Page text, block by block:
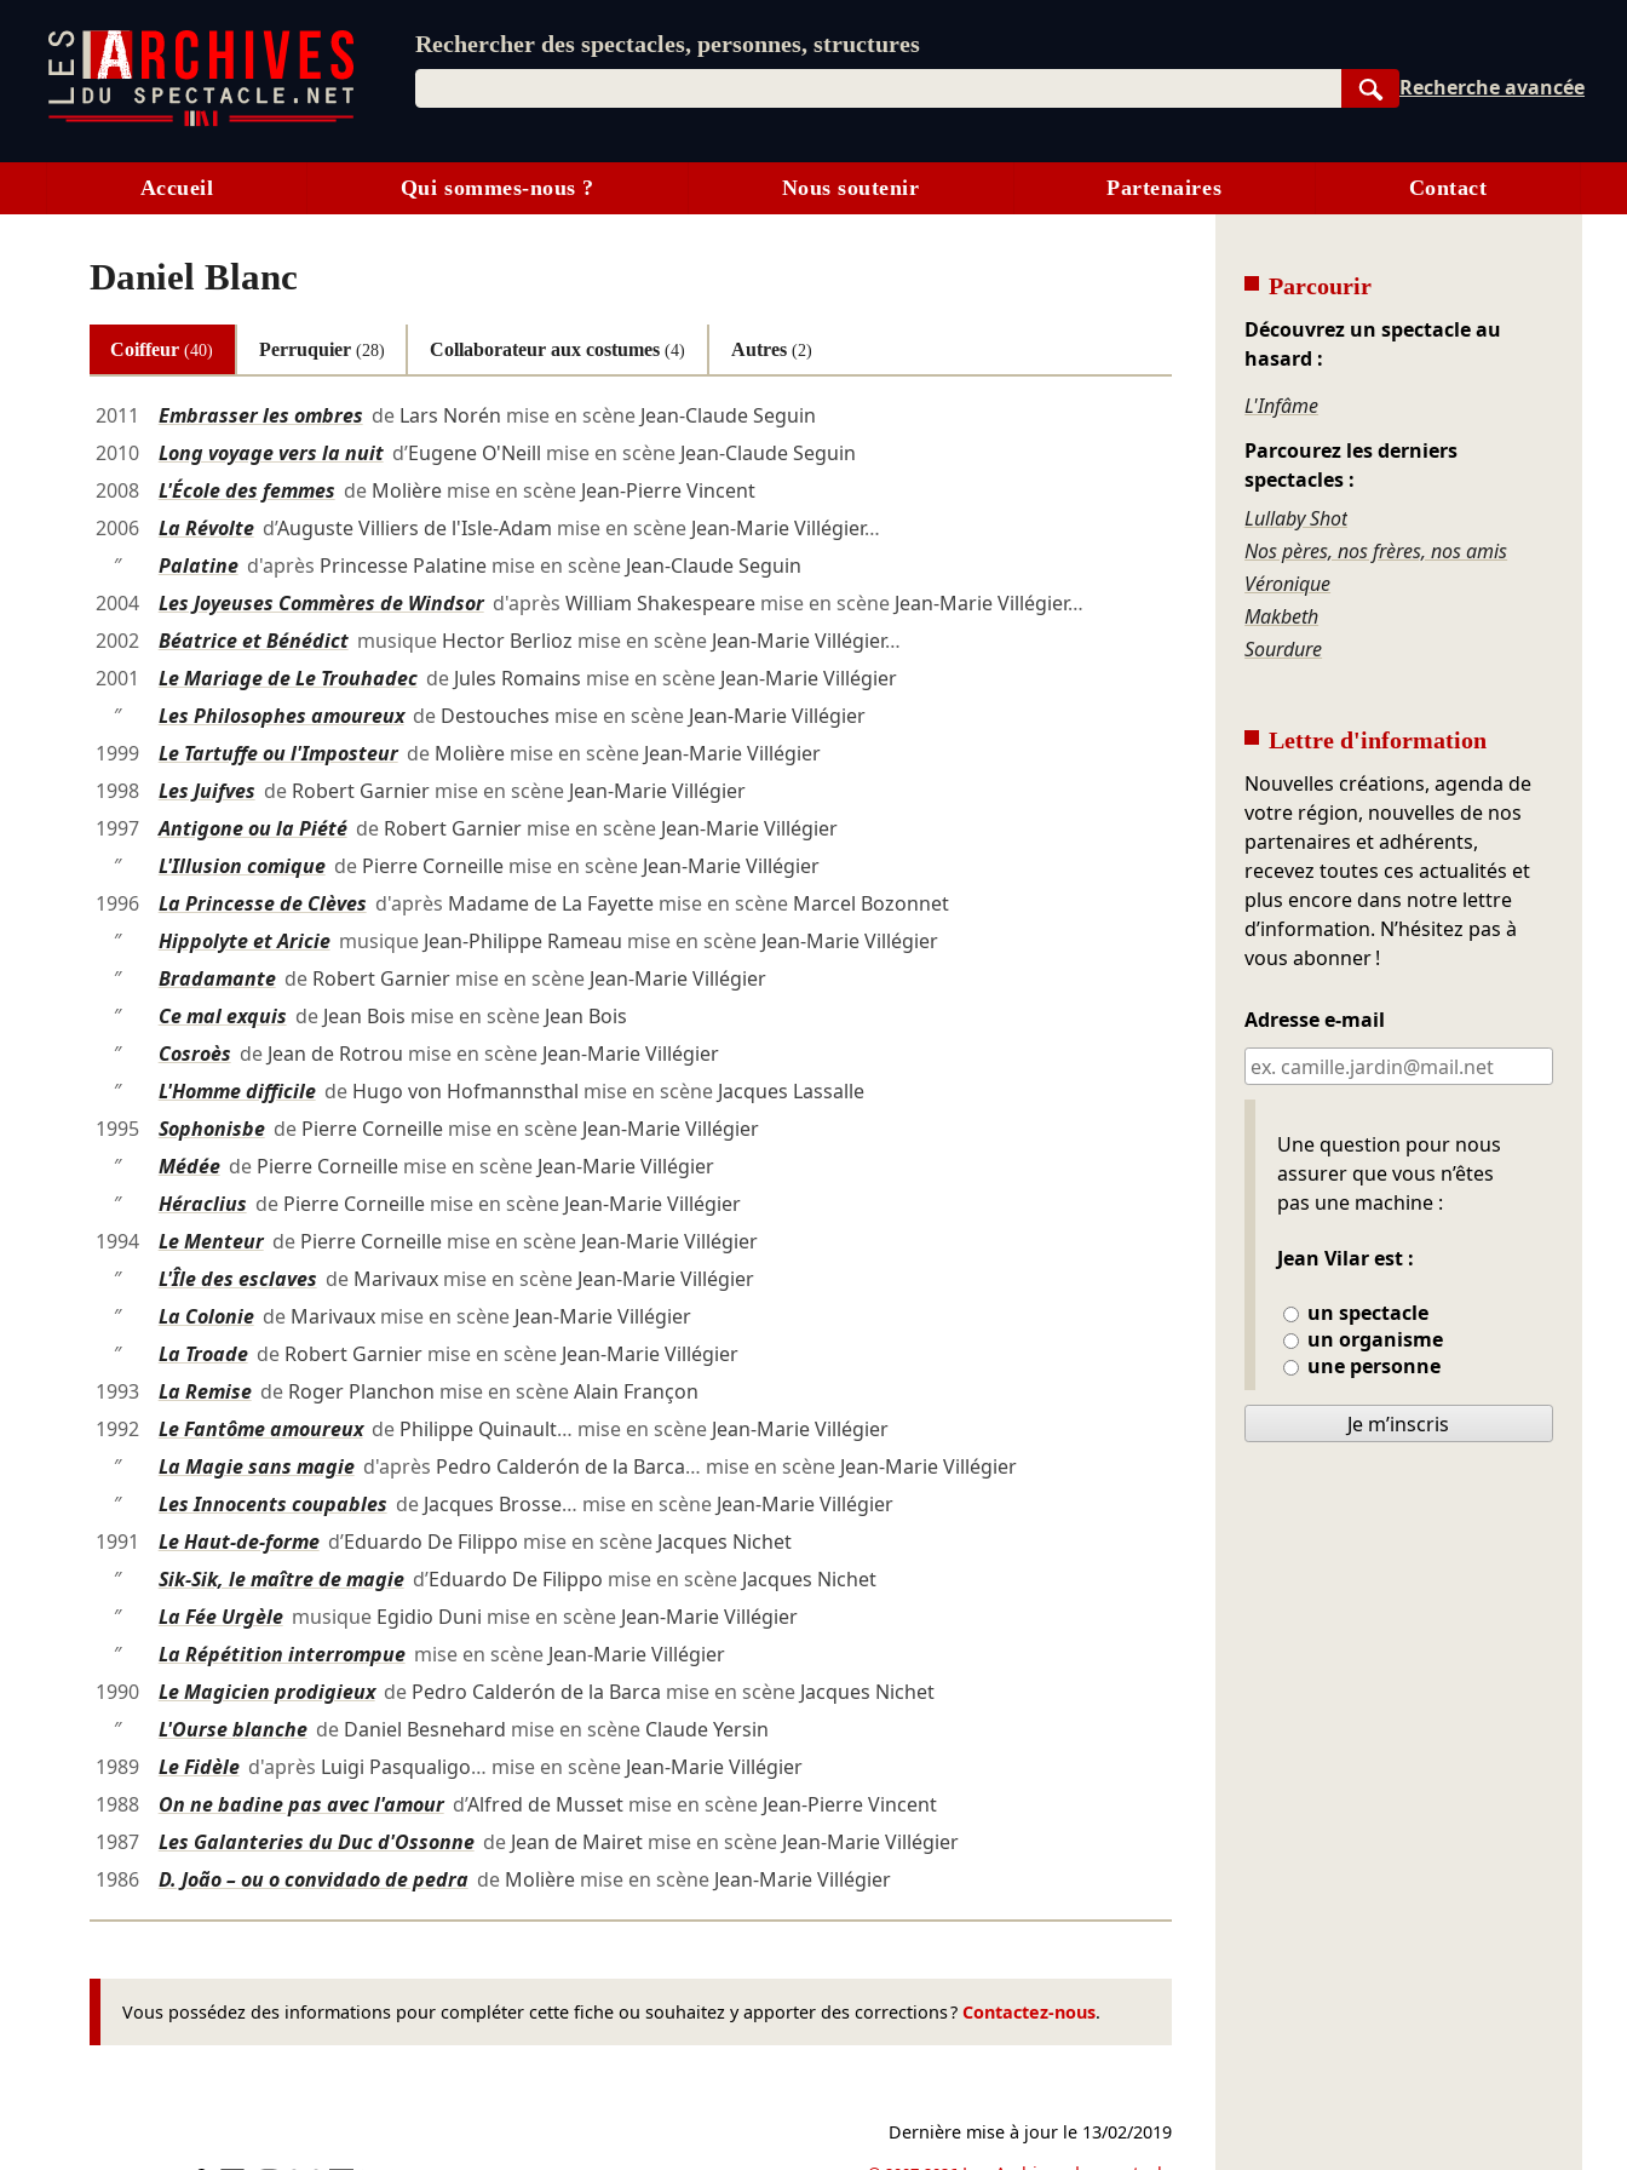
Rechercher des spectacles, personnes, structures
Rechercher
Recherche avancée
Accueil Qui sommes-nous ? Nous soutenir Partenaires Contact
Daniel Blanc
Coiffeur(40) Perruquier (28) Collaborateur aux costumes(4) Autres (2)
2011 Embrasser les ombres de Lars Norén mise en scène Jean-Claude Seguin
2010
Long voyage vers la nuitd’Eugene O'Neill mise en scène Jean-Claude Seguin
2008
L'École des femmes de Molièremise en scène Jean-Pierre Vincent
2006
La Révolted’Auguste Villiers de l'Isle-Adam mise en scène Jean-Marie Villégier…
″
Palatined'après Princesse Palatinemise en scène Jean-Claude Seguin
2004
Les Joyeuses Commères de Windsord'après William Shakespearemise en scène Jean-Marie Villégier…
2002
Béatrice et Bénédictmusique Hector Berlioz mise en scène Jean-Marie Villégier…
2001
Le Mariage de Le Trouhadecde Jules Romains mise en scène Jean-Marie Villégier
″
Les Philosophes amoureuxde Destouches mise en scène Jean-Marie Villégier
1999
Le Tartuffe ou l'Imposteurde Molièremise en scène Jean-Marie Villégier
1998
Les Juifves de Robert Garniermise en scène Jean-Marie Villégier
1997
Antigone ou la Piétéde Robert Garniermise en scène Jean-Marie Villégier
″
L'Illusion comiquede Pierre Corneillemise en scène Jean-Marie Villégier
1996
La Princesse de Clèves d'après Madame de La Fayettemise en scène Marcel Bozonnet
″
Hippolyte et Ariciemusique Jean-Philippe Rameau mise en scène Jean-Marie Villégier
″
Bradamantede Robert Garniermise en scène Jean-Marie Villégier
″
Ce mal exquis de Jean Bois mise en scène Jean Bois
″
Cosroès de Jean de Rotrou mise en scène Jean-Marie Villégier
″
L'Homme difficilede Hugo von Hofmannsthal mise en scène Jacques Lassalle
1995
Sophonisbede Pierre Corneillemise en scène Jean-Marie Villégier
″
Médéede Pierre Corneillemise en scène Jean-Marie Villégier
″
Héraclius de Pierre Corneillemise en scène Jean-Marie Villégier
1994
Le Menteurde Pierre Corneillemise en scène Jean-Marie Villégier
″
L'Île des esclaves de Marivauxmise en scène Jean-Marie Villégier
″
La Coloniede Marivauxmise en scène Jean-Marie Villégier
″
La Troadede Robert Garniermise en scène Jean-Marie Villégier
1993
La Remisede Roger Planchon mise en scèneAlain Françon
1992
Le Fantôme amoureuxde Philippe Quinault… mise en scène Jean-Marie Villégier
″
La Magie sans magied'après Pedro Calderón de la Barca… mise en scène Jean-Marie Villégier
″
Les Innocents coupables de Jacques Brosse… mise en scène Jean-Marie Villégier
1991
Le Haut-de-formed’Eduardo De Filippo mise en scène Jacques Nichet
″
Sik-Sik, le maître de magied’Eduardo De Filippo mise en scène Jacques Nichet
″
La Fée Urgèlemusique Egidio Duni mise en scène Jean-Marie Villégier
″
La Répétition interrompuemise en scène Jean-Marie Villégier
1990
Le Magicien prodigieuxde Pedro Calderón de la Barca mise en scène Jacques Nichet
″
L'Ourse blanchede Daniel Besnehard mise en scène Claude Yersin
1989
Le Fidèled'après Luigi Pasqualigo… mise en scène Jean-Marie Villégier
1988
On ne badine pas avec l'amourd’Alfred de Mussetmise en scène Jean-Pierre Vincent
1987
Les Galanteries du Duc d'Ossonnede Jean de Mairetmise en scène Jean-Marie Villégier
1986
D. João – ou o convidado de pedrade Molièremise en scène Jean-Marie Villégier
Vous possédez des informations pour compléter cette fiche ou souhaitez y apporter des corrections ? Contactez-nous.
Dernière mise à jour le 13/02/2019
Parcourir
Découvrez un spectacle au
hasard :
L'Infâme
Parcourez les derniers
spectacles :
Lullaby Shot
Nos pères, nos frères, nos amis
Véronique
Makbeth
Sourdure
Lettre d'information
Nouvelles créations, agenda de
votre région, nouvelles de nos
partenaires et adhérents,
recevez toutes ces actualités et
plus encore dans notre lettre
d’information. N’hésitez pas à
vous abonner !
Adresse e-mail
Une question pour nous
assurer que vous n’êtes
pas une machine :
Jean Vilar est :
un spectacle
un organisme
une personne
Ne pas remplir
Je m’inscris